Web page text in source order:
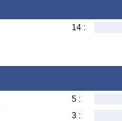
14 :
5 :
3 :